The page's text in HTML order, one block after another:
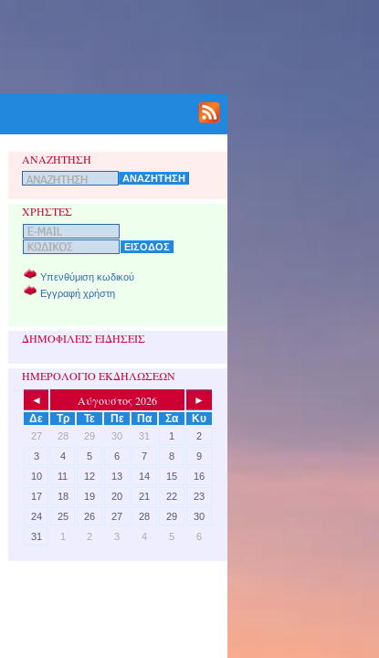
ΑΝΑΖΗΤΗΣΗ
ΧΡΗΣΤΕΣ
Υπενθύμιση κωδικού
Εγγραφή χρήστη
ΔΗΜΟΦΙΛΕΙΣ ΕΙΔΗΣΕΙΣ
ΗΜΕΡΟΛΟΓΙΟ ΕΚΔΗΛΩΣΕΩΝ
◄ Αύγουστος 2026
►
Δε
Τρ Τε Πε Πα Σα Κυ
27 28 29 30 31 1
2
3
4 5 6 7 8
9
10
11 12 13 14 15
16
17
18 19 20 21 22
23
24
25 26 27 28 29
30
31
1 2 3 4 5 6